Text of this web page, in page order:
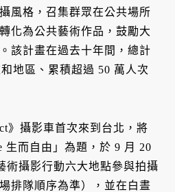
風格，召集群眾在公共場所
化為公共藝術作品，鼓勵大
該計畫在過去十年間，總計
地區、累積超過 50 萬人次
》攝影車首次來到台北，將
生而自由」為題，於 9 月 20
術攝影行動六大地點參與拍攝
排隊順序為準），並在白晝